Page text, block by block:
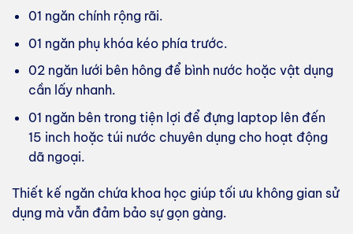
01 ngăn chính rộng rãi.
01 ngăn phụ khóa kéo phía trước.
02 ngăn lưới bên hông để bình nước hoặc vật dụng
cần lấy nhanh.
01 ngăn bên trong tiện lợi để đựng laptop lên đến
15 inch hoặc túi nước chuyên dụng cho hoạt động
dã ngoại.
Thiết kế ngăn chứa khoa học giúp tối ưu không gian sử
dụng mà vẫn đảm bảo sự gọn gàng.